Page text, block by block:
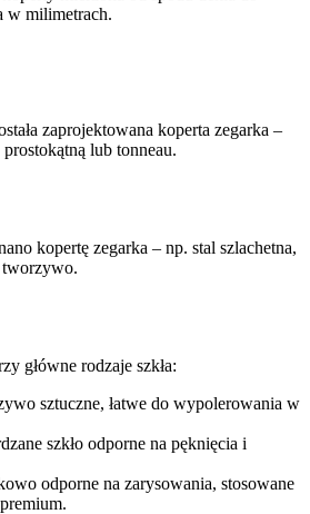
w milimetrach.
zaprojektowana koperta zegarka –
lub tonneau.
kopertę zegarka – np. stal szlachetna,
tworzywo.
główne rodzaje szkła:
sztuczne, łatwe do wypolerowania w
szkło odporne na pęknięcia i
odporne na zarysowania, stosowane